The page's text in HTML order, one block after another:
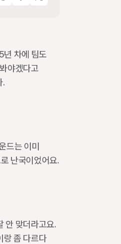
년 차에 팀도
야겠다고
.
드는 이미
난국이었어요.
안 맞더라고요.
랑 좀 다르다